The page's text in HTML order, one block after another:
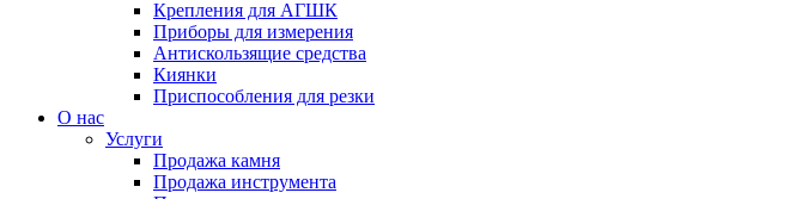
Крепления для АГШК
Приборы для измерения
Антискользящие средства
Киянки
Приспособления для резки
О нас
Услуги
Продажа камня
Продажа инструмента